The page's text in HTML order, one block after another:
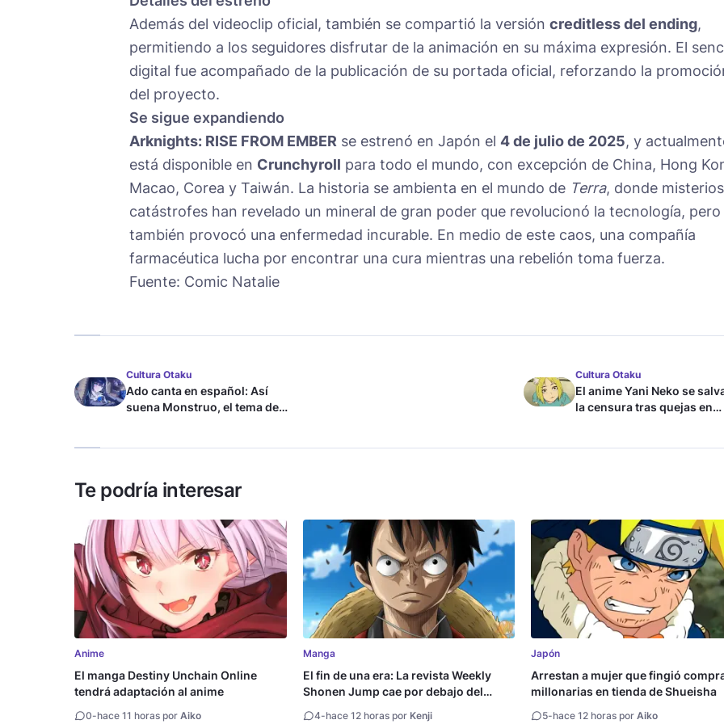
Además del videoclip oficial, también se compartió la versión creditless del ending,
permitiendo a los seguidores disfrutar de la animación en su máxima expresión. El
digital fue acompañado de la publicación de su portada oficial, reforzando la
del proyecto.
Se sigue expandiendo
Arknights: RISE FROM EMBER se estrenó en Japón el 4 de julio de 2025, y
está disponible en Crunchyroll para todo el mundo, con excepción de China, Hong
Macao, Corea y Taiwán. La historia se ambienta en el mundo de Terra, donde
catástrofes han revelado un mineral de gran poder que revolucionó la tecnología, pero
también provocó una enfermedad incurable. En medio de este caos, una compañía
farmacéutica lucha por encontrar una cura mientras una rebelión toma fuerza.
Fuente: Comic Natalie
Cultura Otaku
Ado canta en español: Así
suena Monstruo, el tema de
Cultura Otaku
El anime Yani Neko se
la censura tras quejas en
Te podría interesar
Anime
El manga Destiny Unchain Online
tendrá adaptación al anime
0-hace 11 horas por Aiko
Manga
El fin de una era: La revista Weekly
Shonen Jump cae por debajo del
4-hace 12 horas por Kenji
Japón
Arrestan a mujer que fingió
millonarias en tienda de Shueisha
5-hace 12 horas porAiko